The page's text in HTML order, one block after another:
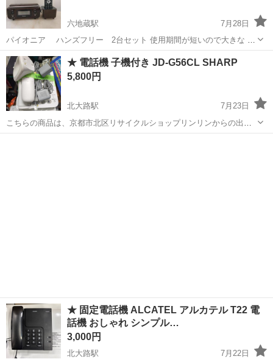
六地蔵駅
7月28日
パイオニア ハンズフリー 2台セット 使用期間が短いので大きな ダ
メージは無いように思います ネット検索した所 中古品で￥15,000～
販売されています
京都 京都市 六地蔵駅 電話、ＦＡＸ
★ 電話機 子機付き JD-G56CL SHARP
5,800円
北大路駅
7月23日
こちらの商品は、京都市北区リサイクルショップリンリンからの出品
となります。 当店は、家具・家電・食器・骨董品・日用品など、多種
★ 固定電話機 ALCATEL アルカテル T22 電
話機 おしゃれ シンプル…
3,000円
北大路駅
7月22日